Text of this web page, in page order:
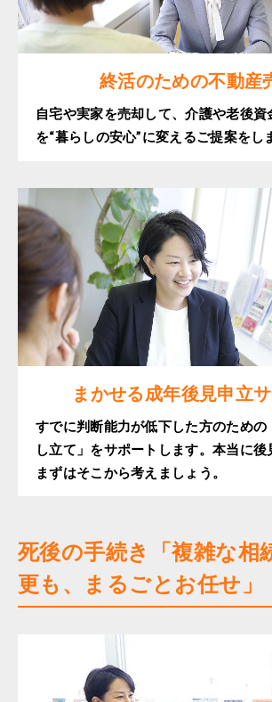
終活のための不動産
自宅や実家を売却して、介護や老後資
を“暮らしの安心”に変えるご提案をし
まかせる成年後見申立
すでに判断能力が低下した方のための
し立て」をサポートします。本当に後
まずはそこから考えましょう。
死後の手続き「複雑な相
更も、まるごとお任せ」